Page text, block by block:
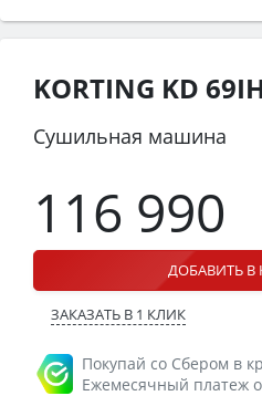
KORTING KD
Сушильная машина
116 990
ДОБАВИТЬ В
ЗАКАЗАТЬ В 1 КЛИК
Покупай со Сбером в
Ежемесячный платеж